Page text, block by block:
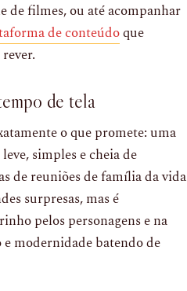
de filmes, ou até acompanhar
de conteúdoque
de tela
o que promete: uma
simples e cheia de
de reuniões de família da vida
surpresas, mas é
pelos personagens e na
modernidade batendo de